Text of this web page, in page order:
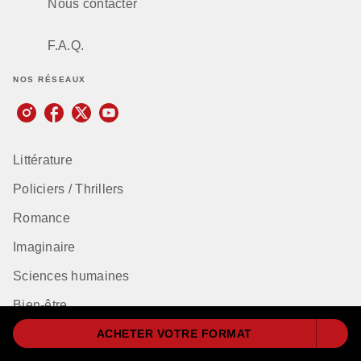
ACHETER VOTRE FORMAT
Nous contacter
F.A.Q.
NOS RÉSEAUX
Littérature
Policiers / Thrillers
Romance
Imaginaire
Sciences humaines
Bien-être
Classiques